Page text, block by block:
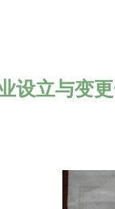
设立与变